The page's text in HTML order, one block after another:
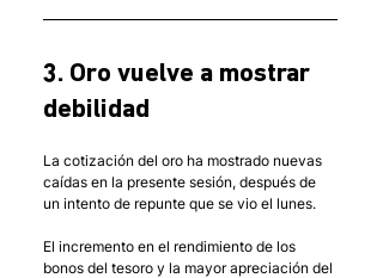
3. Oro vuelve a mostrar
debilidad
La cotización del oro ha mostrado nuevas
caídas en la presente sesión, después de
un intento de repunte que se vio el lunes.
El incremento en el rendimiento de los
bonos del tesoro y la mayor apreciación del